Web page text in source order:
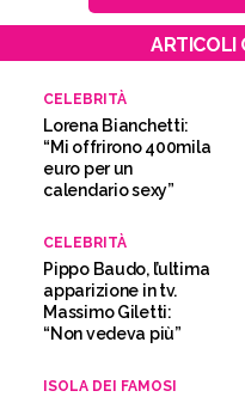
ARTICOLI
CELEBRITÀ
Lorena Bianchetti:
“Mi offrirono 400mila
euro per un
calendario sexy”
CELEBRITÀ
Pippo Baudo, l’ultima
apparizione in tv.
Massimo Giletti:
“Non vedeva più”
ISOLA DEI FAMOSI